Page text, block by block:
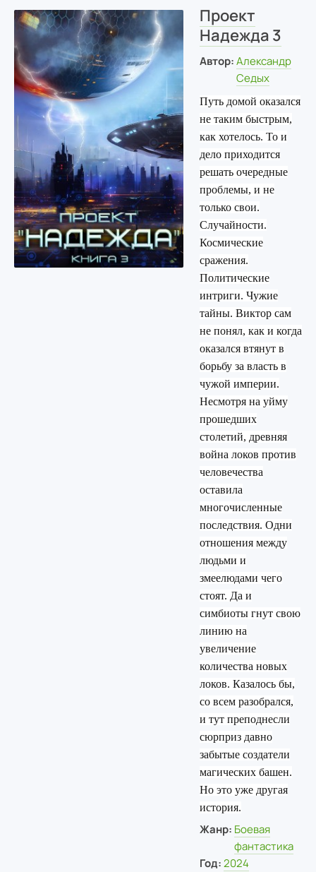
Проект
Надежда 3
Автор: Александр
Седых
Путь домой оказался
не таким быстрым,
как хотелось. То и
дело приходится
решать очередные
проблемы, и не
только свои.
Случайности.
Космические
сражения.
Политические
интриги. Чужие
тайны. Виктор сам
не понял, как и когда
оказался втянут в
борьбу за власть в
чужой империи.
Несмотря на уйму
прошедших
столетий, древняя
война локов против
человечества
оставила
многочисленные
последствия. Одни
отношения между
людьми и
змеелюдами чего
стоят. Да и
симбиоты гнут свою
линию на
увеличение
количества новых
локов. Казалось бы,
со всем разобрался,
и тут преподнесли
сюрприз давно
забытые создатели
магических башен.
Но это уже другая
история.
Жанр: Боевая
фантастика
Год: 2024